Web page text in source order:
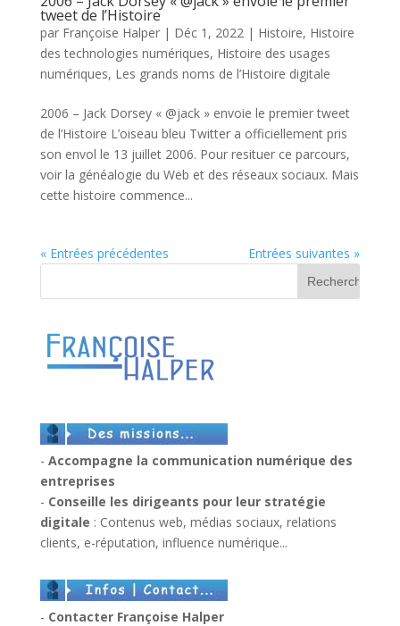
tweet de l’Histoire
par Françoise Halper| Déc 1, 2022| Histoire, Histoire
des technologies numériques, Histoire des usages
numériques, Les grands noms de l’Histoire digitale
2006 – Jack Dorsey « @jack » envoie le premier tweet
de l’Histoire L’oiseau bleu Twitter a officiellement pris
son envol le 13 juillet 2006. Pour resituer ce parcours,
voir la généalogie du Web et des réseaux sociaux. Mais
cette histoire commence...
« Entrées précédentes Entrées suivantes »
- Accompagne la communication numérique des
entreprises
- Conseille les dirigeants pour leur stratégie
digitale : Contenus web, médias sociaux, relations
clients, e-réputation, influence numérique...
- Contacter Françoise Halper